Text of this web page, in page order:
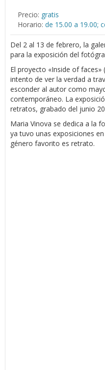
Precio: gratis
Horario: de 15.00 a 19.00;
Del 2 al 13 de febrero, la
para la exposición del
El proyecto «Inside of faces»
intento de ver la verdad a
esconder al autor como
contemporáneo. La
retratos, grabado del junio
Maria Vinova se dedica a la
ya tuvo unas exposiciones en
género favorito es retrato.